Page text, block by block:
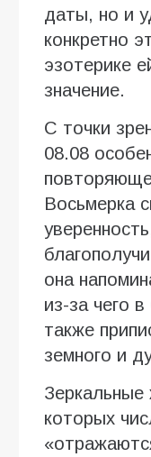
даты, но и
конкретно
эзотерике
значение.
С точки
08.08
Восьмерка
она
из-за чего
также
земного и
которых